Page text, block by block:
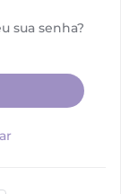
sua senha?